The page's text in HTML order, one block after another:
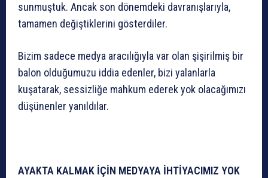
sunmuştuk. Ancak son dönemdeki davranışlarıyla,
tamamen değiştiklerini gösterdiler.
Bizim sadece medya aracılığıyla var olan şişirilmiş bir
balon olduğumuzu iddia edenler, bizi yalanlarla
kuşatarak, sessizliğe mahkum ederek yok olacağımızı
düşünenler yanıldılar.
AYAKTA KALMAK İÇİN MEDYAYA İHTİYACIMIZ YOK